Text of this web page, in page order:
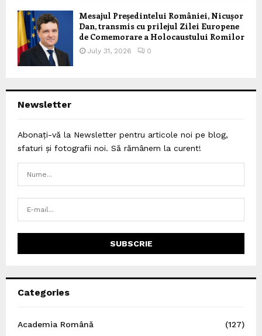
Mesajul Președintelui României, Nicușor
Dan, transmis cu prilejul Zilei Europene
de Comemorare a Holocaustului Romilor
July 31, 2026 0
Newsletter
Abonați-vă la Newsletter pentru articole noi pe blog,
sfaturi și fotografii noi. Să rămânem la curent!
Categories
Academia Română
(127)